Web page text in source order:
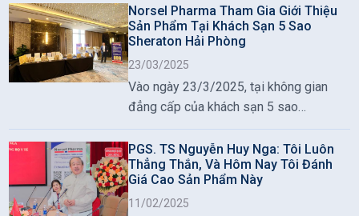
sóc Sức khỏe Chủ động (Không Dùng
Thuốc) Tây Bắc đã chính thức tổ chức
Lễ khai trương trong không khí trang
trọng, ấm áp và tràn đầy năng lượng
tích cực.
Norsel Pharma Tham Gia Giới Thiệu
Sản Phẩm Tại Khách Sạn 5 Sao
Sheraton Hải Phòng
23/03/2025
Vào ngày 23/3/2025, tại không gian
đẳng cấp của khách sạn 5 sao
Sheraton Hải Phòng, Norsel Pharma
hân hạnh tổ chức sự kiện giới thiệu sản
phẩm Nordic Seal Omega 3 – tinh hoa
sức khỏe từ đại dương Na Uy. Sự kiện
này sẽ mang đến cho khách hàng cơ hội
PGS. TS Nguyễn Huy Nga: Tôi Luôn
Thẳng Thắn, Và Hôm Nay Tôi Đánh
Giá Cao Sản Phẩm Này
11/02/2025